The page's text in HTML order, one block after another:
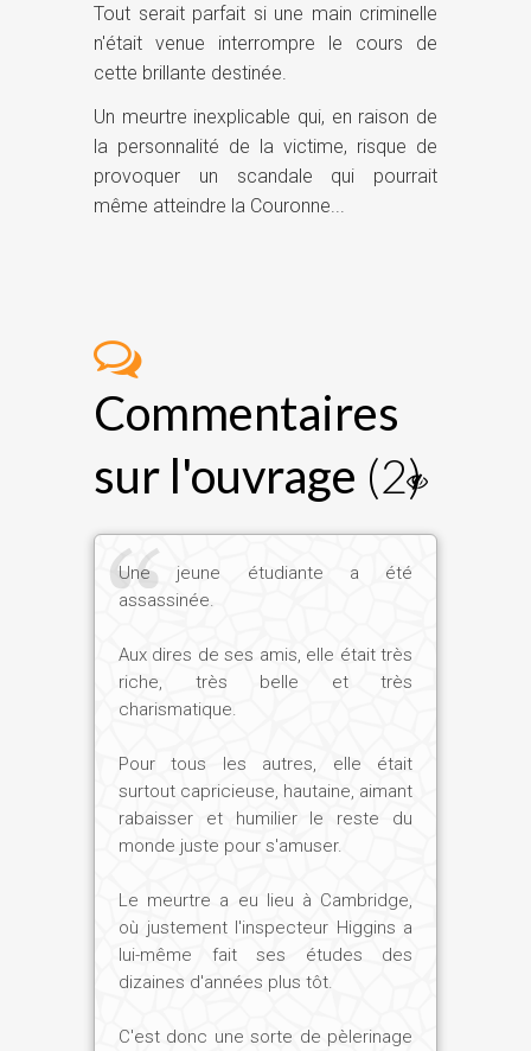
Tout serait parfait si une main criminelle
n'était venue interrompre le cours de
cette brillante destinée.
Un meurtre inexplicable qui, en raison de
la personnalité de la victime, risque de
provoquer un scandale qui pourrait
même atteindre la Couronne...
Commentaires
sur l'ouvrage (2)
Une jeune étudiante a été
assassinée.
Aux dires de ses amis, elle était très
riche, très belle et très
charismatique.
Pour tous les autres, elle était
surtout capricieuse, hautaine, aimant
rabaisser et humilier le reste du
monde juste pour s'amuser.
Le meurtre a eu lieu à Cambridge,
où justement l'inspecteur Higgins a
lui-même fait ses études des
dizaines d'années plus tôt.
C'est donc une sorte de pèlerinage